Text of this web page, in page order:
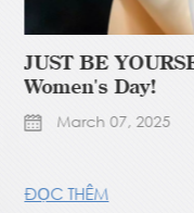
JUST BE
Women's Day!
March 07, 2025
ĐỌC THÊM